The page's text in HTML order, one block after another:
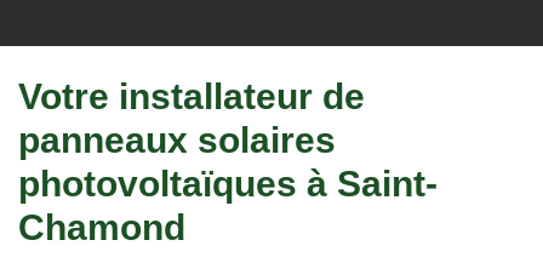
Votre installateur de
panneaux solaires
photovoltaïques à Saint-
Chamond